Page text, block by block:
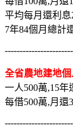
平均每月還利息
7年84個月總計
全省農地建地
一人500萬,15年
每借500萬,月還